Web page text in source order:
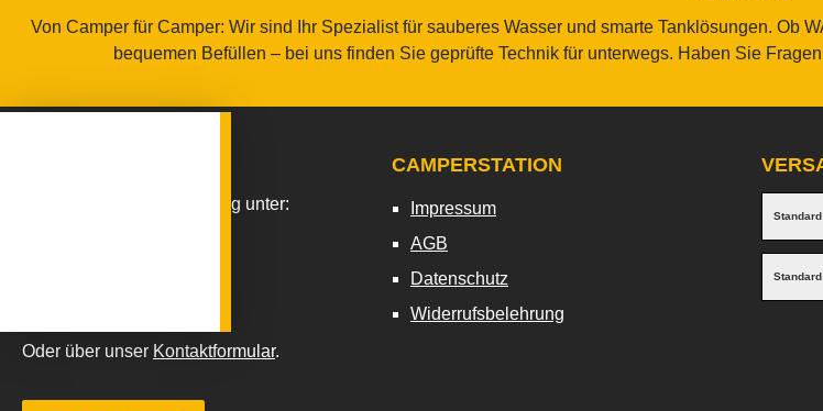
Von Camper für Camper: Wir sind Ihr Spezialist für sauberes Wasser und smarte Tanklösungen. Ob
bequemen Befüllen – bei uns finden Sie geprüfte Technik für unterwegs. Haben Sie
CAMPERSTATION
Impressum
AGB
Datenschutz
Widerrufsbelehrung
Unterstützung und Beratung unter:
Oder über unser Kontaktformular.
Floating-Widget